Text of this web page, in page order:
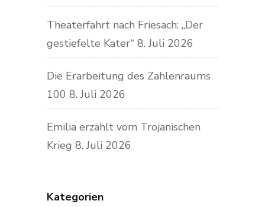
Theaterfahrt nach Friesach: „Der
gestiefelte Kater“ 8. Juli 2026
Die Erarbeitung des Zahlenraums
100 8. Juli 2026
Emilia erzählt vom Trojanischen
Krieg 8. Juli 2026
Kategorien